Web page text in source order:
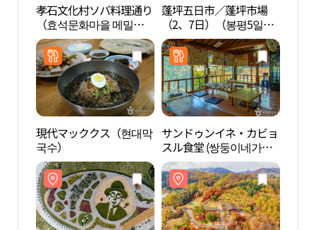
孝石文化村ソバ料理通り
（효석문화마을 메밀음
식거리）
蓬坪五日市／蓬坪市場
（2、7日）（봉평5일장 /
봉평시장（2, 7 일）
現代マッククス（현대막
국수）
サンドゥンイネ・カビョ
スル食堂 (쌍둥이네가벼
슬식당)